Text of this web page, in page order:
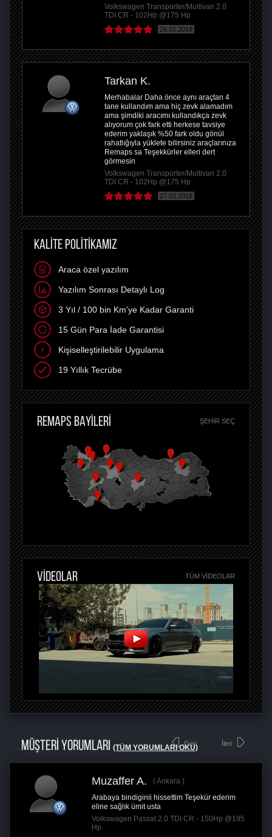
Volkswagen Transporter/Multivan 2.0
TDI CR - 102Hp @175 Hp
26.02.2018
Tarkan K.
Merhabalar Daha önce aynı araçtan 4
tane kullandım ama hiç zevk alamadım
ama şimdiki aracımı kullandıkça zevk
alıyorum çok fark etti herkese tavsiye
ederim yaklaşık %50 fark oldu gönül
rahatlığıyla yüklete bilirsiniz araçlarınıza
Remaps sa Teşekkürler elleri dert
görmesin
Volkswagen Transporter/Multivan 2.0
TDI CR - 102Hp @175 Hp
27.03.2018
KALİTE POLİTİKAMIZ
Araca özel yazılım
Yazılım Sonrası Detaylı Log
3 Yıl / 100 bin Km'ye Kadar Garanti
15 Gün Para İade Garantisi
Kişiselleştirilebilir Uygulama
19 Yıllık Tecrübe
REMAPS BAYİLERİ ŞEHIR SEÇ
VİDEOLAR TÜM VIDEOLAR
MÜŞTERİ YORUMLARI (TÜM YORUMLARI OKU)
Geri
Muzaffer A.
Ankara
Arabaya bindiginii hissettim Teşekür ederim
eline sağlık ümit usta
Volkswagen Passat 2.0 TDI CR - 150Hp @195
Hp
İleri